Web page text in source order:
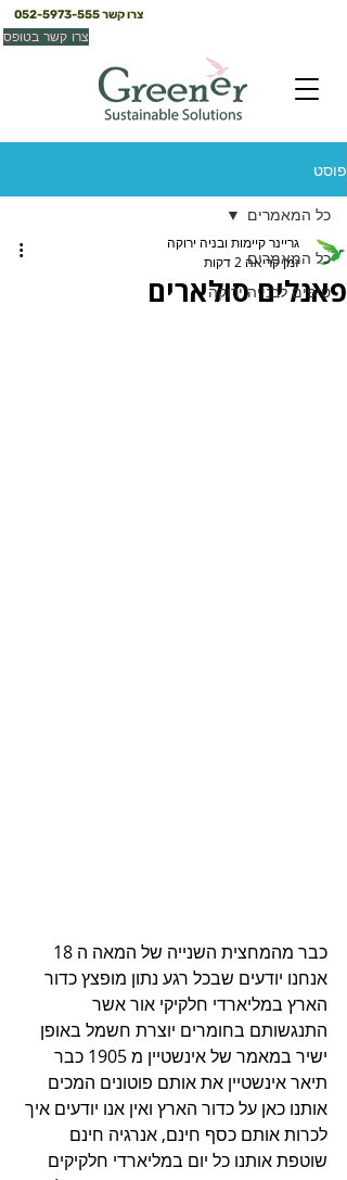
צרו קשר052-5973-555
צרו קשר בטופס
פוסט
כל המאמרים
טיפים לבנייה ירוקה
כל המאמרים
פאנלים סולארים
גריינר קיימות ובניה ירוקה
זמן קריאה 2 דקות
אנחנו יודעים שבכל רגע נתון מופצץ כדור
הארץ במליארדי חלקיקי אור אשר
התנגשותם בחומרים יוצרת חשמל באופן
ישיר במאמר של אינשטיין מ 1905 כבר
תיאר אינשטיין את אותם פוטונים המכים
אותנו כאן על כדור הארץ ואין אנו יודעים איך
לכרות אותם כסף חינם, אנרגיה חינם
שוטפת אותנו כל יום במליארדי חלקיקים